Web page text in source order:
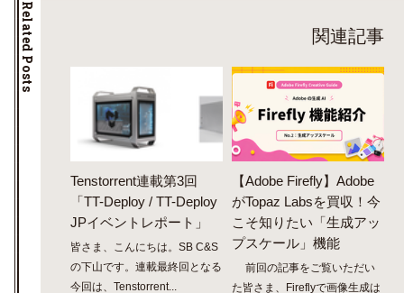
Related Posts 関連記事
Tenstorrent連載第3回
「TT-Deploy / TT-Deploy
JPイベントレポート」
皆さま、こんにちは。SB C&S
の下山です。連載最終回となる
今回は、Tenstorrent...
【Adobe Firefly】Adobe
がTopaz Labsを買収！今
こそ知りたい「生成アッ
プスケール」機能
前回の記事をご覧いただい
た皆さま、Fireflyで画像生成は